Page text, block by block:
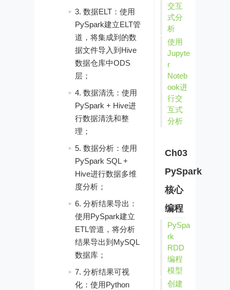
3. 数据ELT：使用
PySpark建立ELT管
道，将集成到的数
据文件导入到Hive
数据仓库中ODS
层；
4. 数据清洗：使用
PySpark + Hive进
行数据清洗和整
理；
5. 数据分析：使用
PySpark SQL +
Hive进行数据多维
度分析；
6. 分析结果导出：
使用PySpark建立
ETL管道，将分析
结果导出到MySQL
数据库；
7. 分析结果可视
化：使用Python
交互
式分
析
使用
Jupyte
r
Noteb
ook进
行交
互式
分析
Ch03
PySpark
核心
编程
PySpa
rk
RDD
编程
模型
创建